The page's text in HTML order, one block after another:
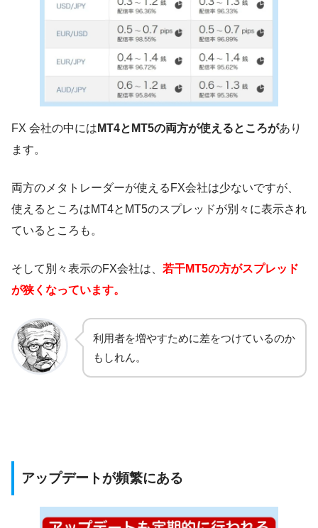
FX 会社の中には MT4とMT5の両方が使えるところがあり
ます。
両方のメタトレーダーが使えるFX会社は少ないですが、
使えるところはMT4とMT5のスプレッドが別々に表示され
ているところも。
そして別々表示のFX会社は、 若干MT5の方がスプレッド
が狭くなっています。
利用者を増やすために差をつけているのか
もしれん。
アップデートが頻繁にある